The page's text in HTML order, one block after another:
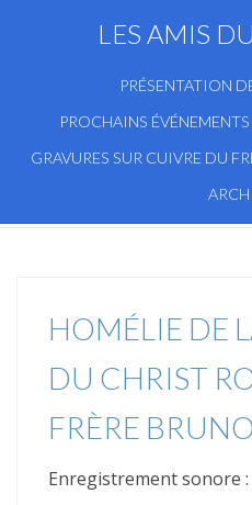
LES AMIS
PRÉSENTATION
PROCHAINS ÉVÉNEMENTS
GRAVURES SUR CUIVRE DU
HOMÉLIE DE
DU CHRIST
FRÈRE
Enregistrement sonore :